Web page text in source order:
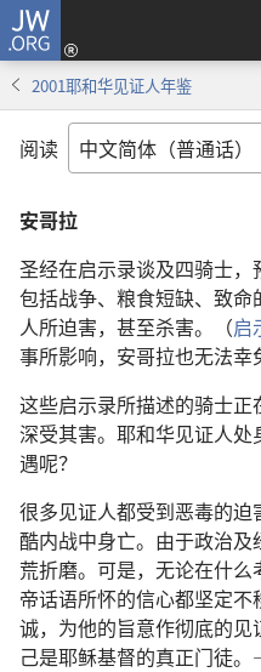
JW.ORG
2001耶和华见证人年鉴
阅读
安哥拉
圣经在启示录谈及四骑士，
包括战争、粮食短缺、致
人所迫害，甚至杀害。（启
事所影响，安哥拉也无法幸
这些启示录所描述的骑士
深受其害。耶和华见证人
遇呢？
很多见证人都受到恶毒的
酷内战中身亡。由于政治
荒折磨。可是，无论在什
帝话语所怀的信心都坚定
诚，为他的旨意作彻底的
己是耶稣基督的真正门徒